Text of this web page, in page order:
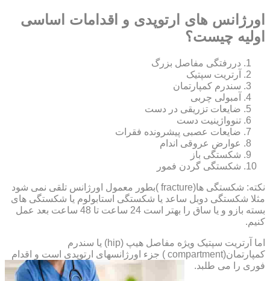
اورژانس های ارتوپدی و اقدامات اساسی
اولیه چیست؟
دررفتگی مفاصل بزرگ
آرتریت سپتیک
سندرم کمپارتمان
آمبولی چربی
ضایعات تزریقی در دست
تنوواژینیت دست
ضایعات عصبی پیشرونده فقرات
عوارض عروقی اندام
شکستگی باز
شکستگی گردن فمور
نکته: شکستگی ها(fracture )بطور معمول اورژانس تلقی نمی شود
مثلا شکستگی دوبل ساعد یا شکستگی استابولوم یا شکستگی های
بسته بازو و یا ساق را بهتر است 24 ساعت تا 48 ساعت بعد عمل
کنیم.
اما آرتریت سپتیک ویژه مفاصل هیپ (hip) یا سندرم
کمپارتمان(compartment ) جزء اورژانسهای ارتوپدی است و اقدام
فوری را می طلبد.